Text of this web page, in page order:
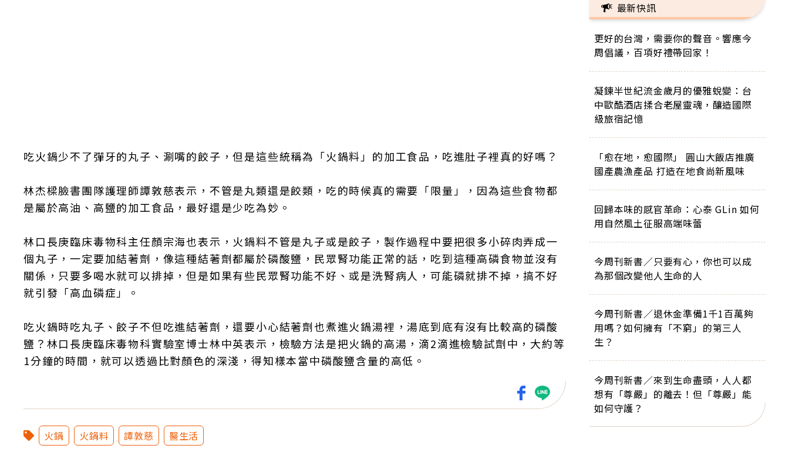
吃火鍋少不了彈牙的丸子、涮嘴的餃子，但是這些統稱為「火鍋料」的加工食品，吃進肚子裡真的好嗎？
林杰樑臉書團隊護理師譚敦慈表示，不管是丸類還是餃類，吃的時候真的需要「限量」，因為這些食物都
是屬於高油、高鹽的加工食品，最好還是少吃為妙。
林口長庚臨床毒物科主任顏宗海也表示，火鍋料不管是丸子或是餃子，製作過程中要把很多小碎肉弄成一
個丸子，一定要加結著劑，像這種結著劑都屬於磷酸鹽，民眾腎功能正常的話，吃到這種高磷食物並沒有
關係，只要多喝水就可以排掉，但是如果有些民眾腎功能不好、或是洗腎病人，可能磷就排不掉，搞不好
就引發「高血磷症」。
吃火鍋時吃丸子、餃子不但吃進結著劑，還要小心結著劑也煮進火鍋湯裡，湯底到底有沒有比較高的磷酸
鹽？林口長庚臨床毒物科實驗室博士林中英表示，檢驗方法是把火鍋的高湯，滴2滴進檢驗試劑中，大約等
1分鐘的時間，就可以透過比對顏色的深淺，得知樣本當中磷酸鹽含量的高低。
火鍋 火鍋料 譚敦慈 醫生活
最新快訊
更好的台灣，需要你的聲音。響應今
周倡議，百項好禮帶回家！
凝鍊半世紀流金歲月的優雅蛻變：台
中歐酷酒店揉合老屋靈魂，釀造國際
級旅宿記憶
「愈在地，愈國際」 圓山大飯店推廣
國產農漁產品 打造在地食尚新風味
回歸本味的感官革命：心泰 GLin 如何
用自然風土征服高端味蕾
今周刊新書／只要有心，你也可以成
為那個改變他人生命的人
今周刊新書／退休金準備1千1百萬夠
用嗎？如何擁有「不窮」的第三人
生？
今周刊新書／來到生命盡頭，人人都
想有「尊嚴」的離去！但「尊嚴」能
如何守護？